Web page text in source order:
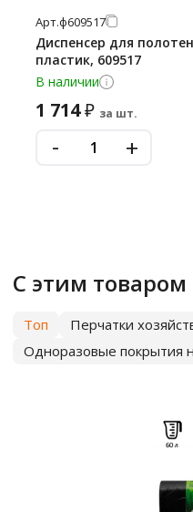
Арт.ф609517
Диспенсер для
пластик, 609517
В наличии
1 714₽ за шт.
- +
С этим
Топ Перчатки
Одноразовые покрытия